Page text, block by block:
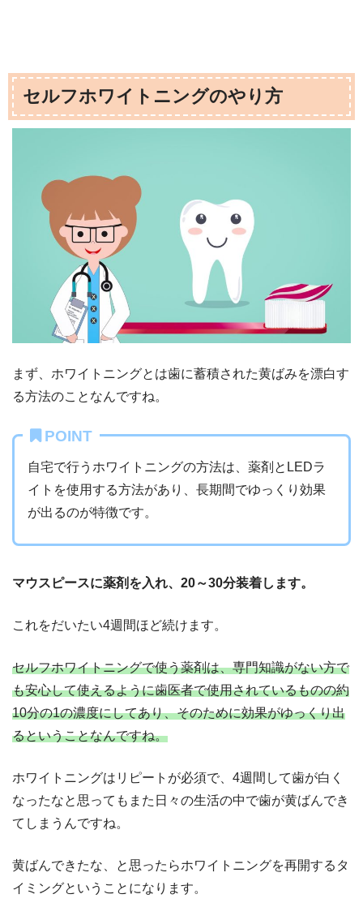
セルフホワイトニングのやり方
まず、ホワイトニングとは歯に蓄積された黄ばみを漂白す
る方法のことなんですね。
POINT
自宅で行うホワイトニングの方法は、薬剤とLEDラ
イトを使用する方法があり、長期間でゆっくり効果
が出るのが特徴です。
マウスピースに薬剤を入れ、20～30分装着します。
これをだいたい4週間ほど続けます。
セルフホワイトニングで使う薬剤は、専門知識がない方で
も安心して使えるように歯医者で使用されているものの約
10分の1の濃度にしてあり、そのために効果がゆっくり出
るということなんですね。
ホワイトニングはリピートが必須で、4週間して歯が白く
なったなと思ってもまた日々の生活の中で歯が黄ばんでき
てしまうんですね。
黄ばんできたな、と思ったらホワイトニングを再開するタ
イミングということになります。